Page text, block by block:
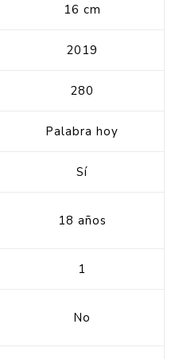
16 cm
2019
280
Palabra hoy
Sí
18 años
1
No